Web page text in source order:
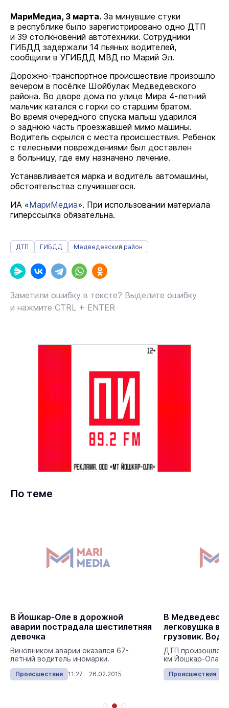
МариМедиа, 3 марта. За минувшие стуки
в республике было зарегистрировано одно ДТП
и 39 столкновений автотехники. Сотрудники
ГИБДД задержали 14 пьяных водителей,
сообщили в УГИБДД МВД по Марий Эл.
Дорожно-транспортное происшествие произошло
вечером в посёлке Шойбулак Медведевского
района. Во дворе дома по улице Мира 4-летний
мальчик катался с горки со старшим братом.
Во время очередного спуска малыш ударился
о заднюю часть проезжавшей мимо машины.
Водитель скрылся с места происшествия. Ребенок
с телесными повреждениями был доставлен
в больницу, где ему назначено лечение.
Устанавливается марка и водитель автомашины,
обстоятельства случившегося.
ИА «МариМедиа». При использовании материала
гиперссылка обязательна.
ДТП ГИБДД Медведевский район
Заметили ошибку в тексте? Выделите ошибку
и нажмите CTRL + ENTER
По теме
В Йошкар-Оле в дорожной
аварии пострадала шестилетняя
девочка
Виновником аварии оказался 67-
летний водитель иномарки.
Происшествия 11:27 26.02.2015
В
легковушка
грузовик.
ДТП произошло
км Йошкар-Ола –
Происшествия